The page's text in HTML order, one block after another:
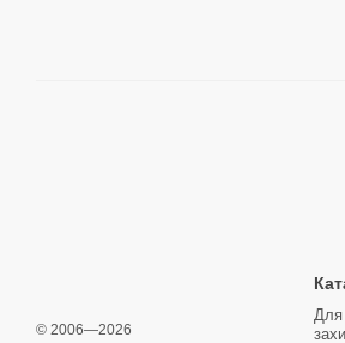
© 2006—2026
Для